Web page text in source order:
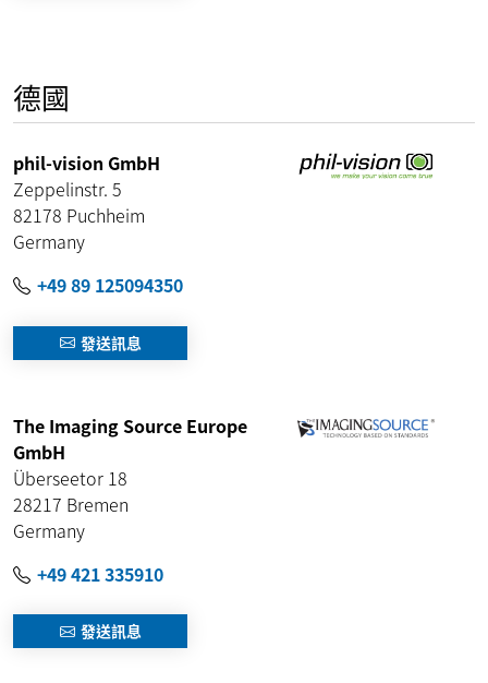
德國
phil-vision GmbH
Zeppelinstr. 5
82178 Puchheim
Germany
+49 89 125094350
發送訊息
The Imaging Source Europe
GmbH
Überseetor 18
28217 Bremen
Germany
+49 421 335910
發送訊息